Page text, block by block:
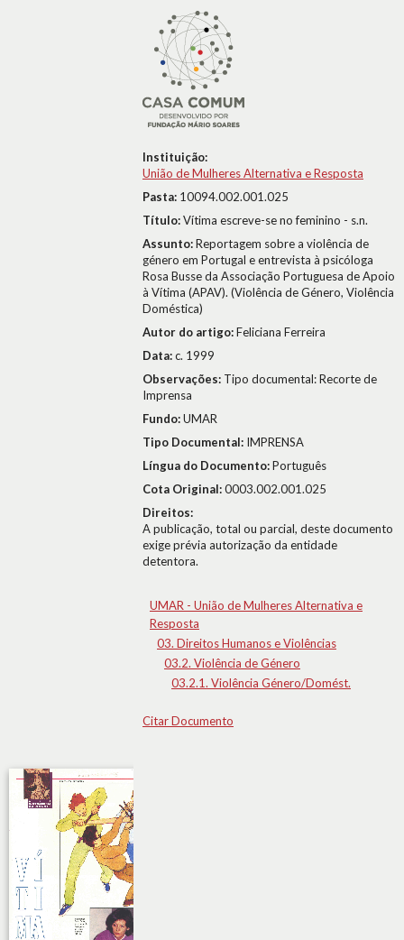
Instituição:
União de Mulheres Alternativa e Resposta
Pasta: 10094.002.001.025
Título:Vítima escreve-se no feminino - s.n.
Assunto:Reportagem sobre a violência de
género em Portugal e entrevista à psicóloga
Rosa Busse da Associação Portuguesa de Apoio
à Vítima (APAV). (Violência de Género, Violência
Doméstica)
Autor do artigo:Feliciana Ferreira
Data:c. 1999
Observações: Tipo documental: Recorte de
Imprensa
Fundo:UMAR
Tipo Documental: IMPRENSA
Língua do Documento:Português
Cota Original:0003.002.001.025
Direitos:
A publicação, total ou parcial, deste documento
exige prévia autorização da entidade
detentora.
UMAR - União de Mulheres Alternativa e
Resposta
03. Direitos Humanos e Violências
03.2. Violência de Género
03.2.1. Violência Género/Domést.
Citar Documento